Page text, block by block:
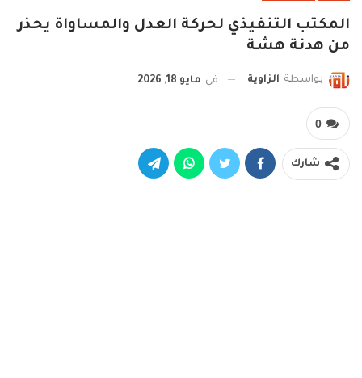
المكتب التنفيذي لحركة العدل والمساواة يحذر
من هدنة هشة
بواسطة الزاوية في مايو 18, 2026
0
شارك